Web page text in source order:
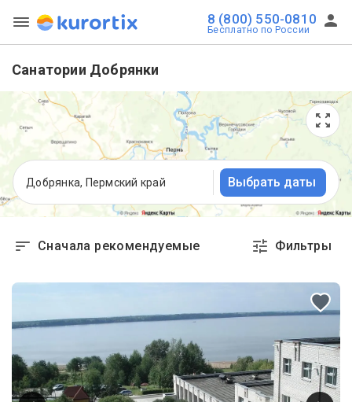
8 (800) 550-0810
Бесплатно по России
Санатории Добрянки
Добрянка, Пермский край Выбрать даты
Сначала рекомендуемые Фильтры